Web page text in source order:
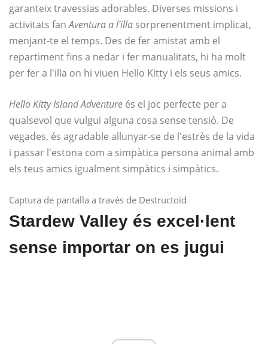
garanteix travessias adorables. Diverses missions i
activitats fanAventura a l'illa sorprenentment implicat,
menjant-te el temps. Des de fer amistat amb el
repartiment fins a nedar i fer manualitats, hi ha molt
per fer a l'illa on hi viuen Hello Kitty i els seus amics.
Hello Kitty Island Adventure és el joc perfecte per a
qualsevol que vulgui alguna cosa sense tensió. De
vegades, és agradable allunyar-se de l'estrès de la vida
i passar l'estona com a simpàtica persona animal amb
els teus amics igualment simpàtics i simpàtics.
Captura de pantalla a través de Destructoid
Stardew Valley és excel·lent
sense importar on es jugui